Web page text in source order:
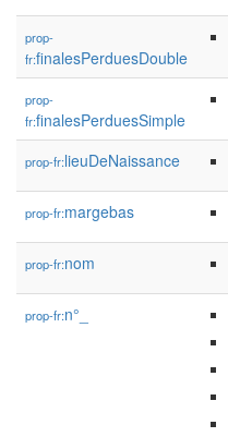
prop-
fr:finalesPerduesDouble
prop-
fr:finalesPerduesSimple
prop-fr:lieuDeNaissance
prop-fr:margebas
prop-fr:nom
prop-fr:n°_